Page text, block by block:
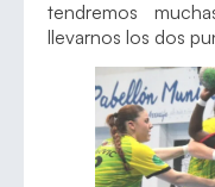
tendremos
llevarnos los dos